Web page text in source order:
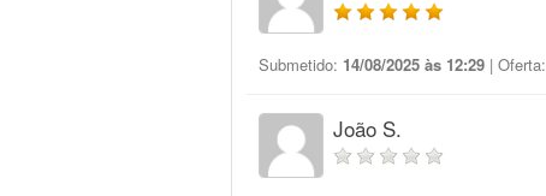
Submetido: 14/08/2025 às 12:29 | Oferta:
João S.